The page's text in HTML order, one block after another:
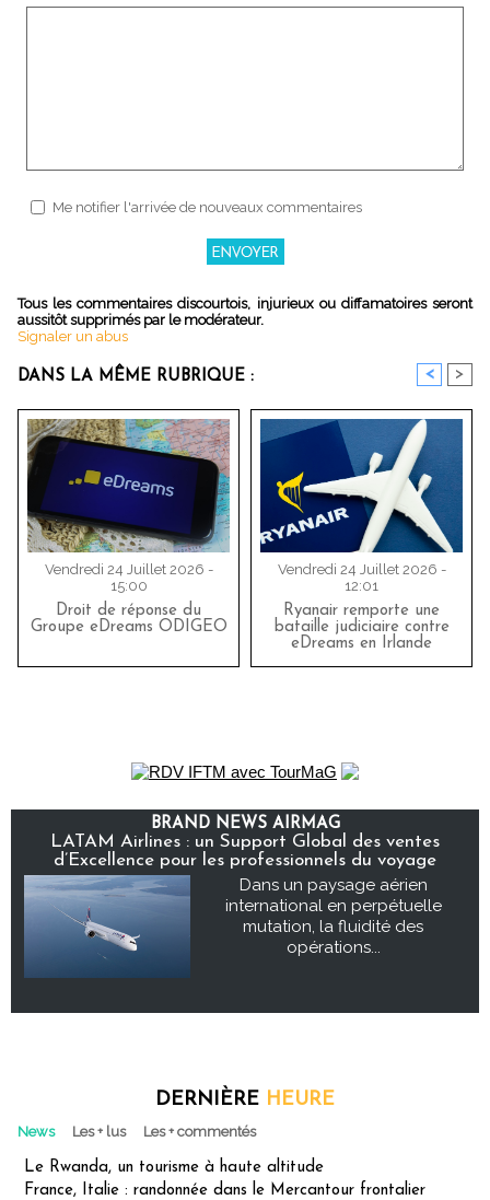
Me notifier l'arrivée de nouveaux commentaires
Tous les commentaires discourtois, injurieux ou diffamatoires seront
aussitôt supprimés par le modérateur.
Signaler un abus
DANS LA MÊME RUBRIQUE : < >
Vendredi 24 Juillet 2026 -
15:00
Droit de réponse du
Groupe eDreams ODIGEO
Vendredi 24 Juillet 2026 -
12:01
Ryanair remporte une
bataille judiciaire contre
eDreams en Irlande
BRAND NEWS AIRMAG
LATAM Airlines : un Support Global des ventes
d’Excellence pour les professionnels du voyage
Dans un paysage aérien
international en perpétuelle
mutation, la fluidité des
opérations...
DERNIÈRE HEURE
News Les + lus Les + commentés
Le Rwanda, un tourisme à haute altitude
France, Italie : randonnée dans le Mercantour frontalier